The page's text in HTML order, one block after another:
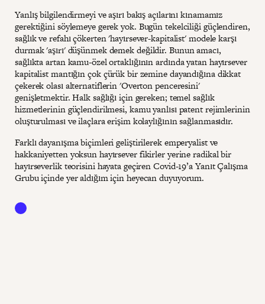
Yanlış bilgilendirmeyi ve aşırı bakış açılarını kınamamız
gerektiğini söylemeye gerek yok. Bugün tekelciliği güçlendiren,
sağlık ve refahı çökerten 'hayırsever-kapitalist' modele karşı
durmak 'aşırı' düşünmek demek değildir. Bunun amacı,
sağlıkta artan kamu-özel ortaklığının ardında yatan hayırsever
kapitalist mantığın çok çürük bir zemine dayandığına dikkat
çekerek olası alternatiflerin 'Overton penceresini'
genişletmektir. Halk sağlığı için gereken; temel sağlık
hizmetlerinin güçlendirilmesi, kamu yanlısı patent rejimlerinin
oluşturulması ve ilaçlara erişim kolaylığının sağlanmasıdır.
Farklı dayanışma biçimleri geliştirilerek emperyalist ve
hakkaniyetten yoksun hayırsever fikirler yerine radikal bir
hayırseverlik teorisini hayata geçiren Covid-19’a Yanıt Çalışma
Grubu içinde yer aldığım için heyecan duyuyorum.